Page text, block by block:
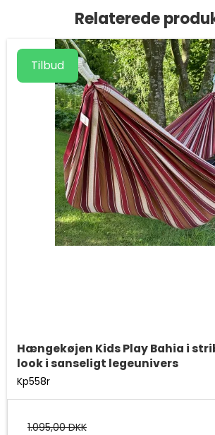
Relaterede
Tilbud
Hængekøjen Kids Play Bahia i
look i sanseligt legeunivers
Kp558r
1.095,00 DKK